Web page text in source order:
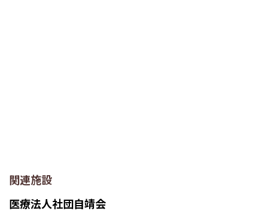
関連施設
医療法人社団自靖会